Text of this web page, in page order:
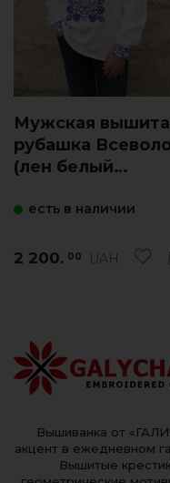
Мужская
рубашка
(лен белый
есть в наличии
2 200. 00 UAH
Вышиванка от
акцент в ежедневном
Вышитые